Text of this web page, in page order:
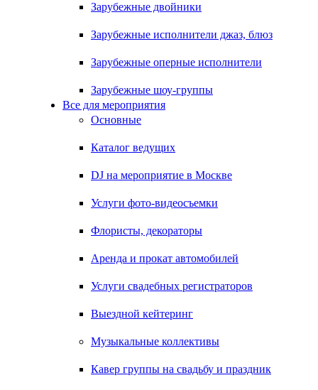
Зарубежные двойники
Зарубежные исполнители джаз, блюз
Зарубежные оперные исполнители
Зарубежные шоу-группы
Все для мероприятия
Основные
Каталог ведущих
DJ на мероприятие в Москве
Услуги фото-видеосъемки
Флористы, декораторы
Аренда и прокат автомобилей
Услуги свадебных регистраторов
Выездной кейтеринг
Музыкальные коллективы
Кавер группы на свадьбу и праздник